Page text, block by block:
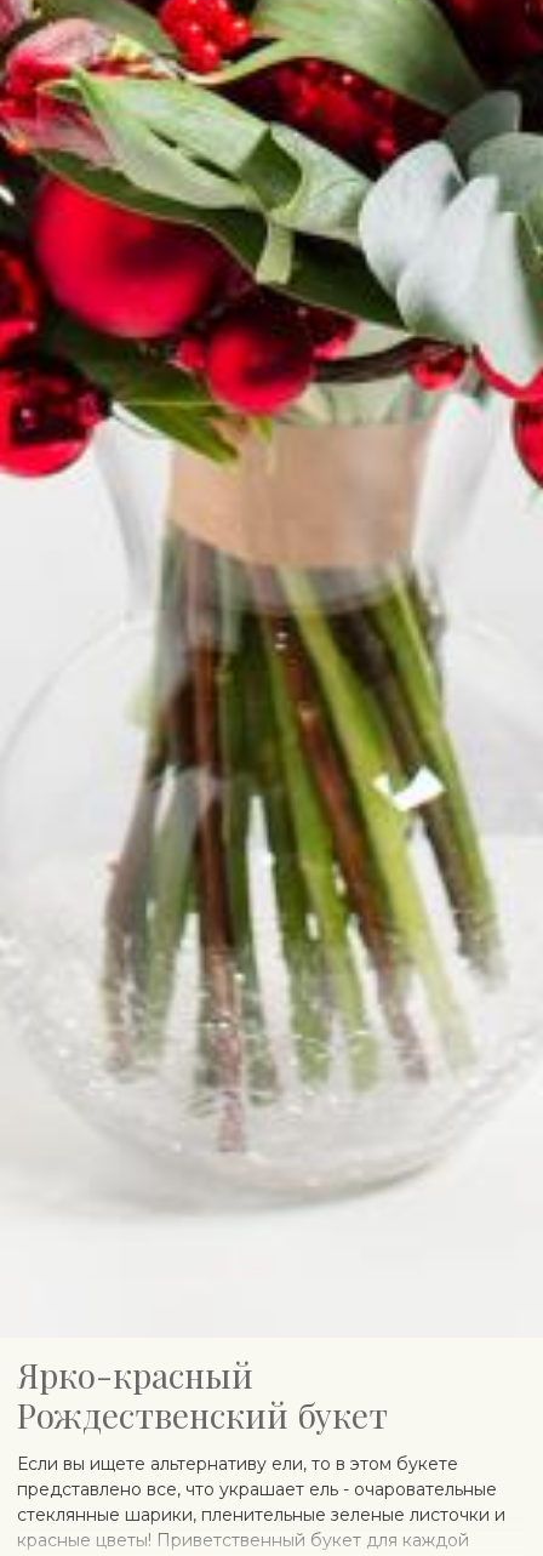
Ярко-красный
Рождественский букет
Если вы ищете альтернативу ели, то в этом букете
представлено все, что украшает ель - очаровательные
стеклянные шарики, пленительные зеленые листочки и
красные цветы! Приветственный букет для каждой